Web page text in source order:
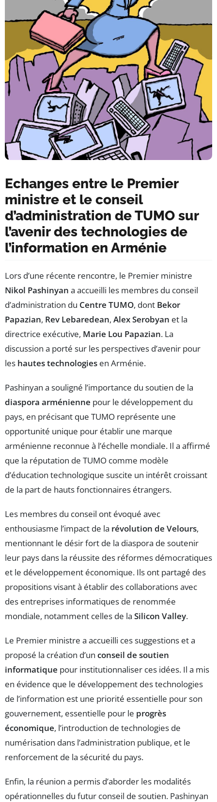
Echanges entre le Premier
ministre et le conseil
d’administration de TUMO sur
l’avenir des technologies de
l’information en Arménie
Lors d’une récente rencontre, le Premier ministre
Nikol Pashinyan a accueilli les membres du conseil
d’administration du Centre TUMO, dont Bekor
Papazian, Rev Lebaredean, Alex Serobyan et la
directrice exécutive, Marie Lou Papazian. La
discussion a porté sur les perspectives d’avenir pour
les hautes technologies en Arménie.
Pashinyan a souligné l’importance du soutien de la
diaspora arménienne pour le développement du
pays, en précisant que TUMO représente une
opportunité unique pour établir une marque
arménienne reconnue à l’échelle mondiale. Il a affirmé
que la réputation de TUMO comme modèle
d’éducation technologique suscite un intérêt croissant
de la part de hauts fonctionnaires étrangers.
Les membres du conseil ont évoqué avec
enthousiasme l’impact de la révolution de Velours,
mentionnant le désir fort de la diaspora de soutenir
leur pays dans la réussite des réformes démocratiques
et le développement économique. Ils ont partagé des
propositions visant à établir des collaborations avec
des entreprises informatiques de renommée
mondiale, notamment celles de la Silicon Valley.
Le Premier ministre a accueilli ces suggestions et a
proposé la création d’un conseil de soutien
informatique pour institutionnaliser ces idées. Il a mis
en évidence que le développement des technologies
de l’information est une priorité essentielle pour son
gouvernement, essentielle pour le progrès
économique, l’introduction de technologies de
numérisation dans l’administration publique, et le
renforcement de la sécurité du pays.
Enfin, la réunion a permis d’aborder les modalités
opérationnelles du futur conseil de soutien. Pashinyan